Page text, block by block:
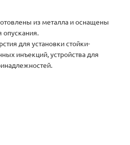
из металла и оснащены
опускания.
для установки стойки-
инъекций, устройства для